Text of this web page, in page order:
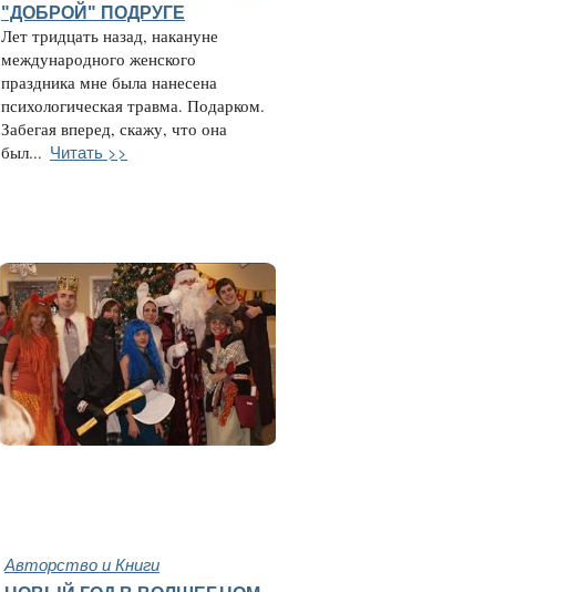
"ДОБРОЙ" ПОДРУГЕ
Лет тридцать назад, накануне
международного женского
праздника мне была нанесена
психологическая травма. Подарком.
Забегая вперед, скажу, что она
был... Читать >>
Авторство и Книги